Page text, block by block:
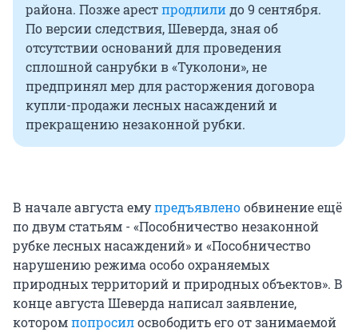
района. Позже арестпродлили до 9 сентября.
По версии следствия, Шеверда, зная об
отсутствии оснований для проведения
сплошной санрубки в «Туколони», не
предпринял мер для расторжения договора
купли-продажи лесных насаждений и
прекращению незаконной рубки.
В начале августа емупредъявленообвинение ещё
по двум статьям - «Пособничество незаконной
рубке лесных насаждений» и «Пособничество
нарушению режима особо охраняемых
природных территорий и природных объектов». В
конце августа Шеверда написал заявление,
которомпопросилосвободить его от занимаемой